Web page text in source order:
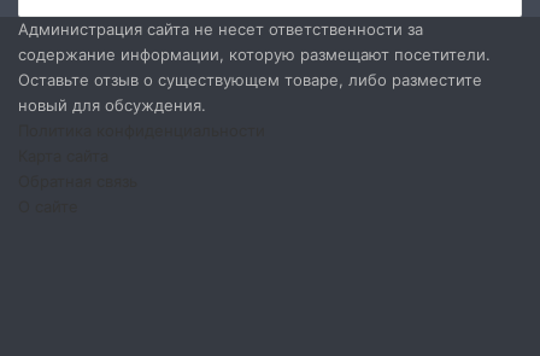
Администрация сайта не несет ответственности за
содержание информации, которую размещают посетители.
Оставьте отзыв о существующем товаре, либо разместите
новый для обсуждения.